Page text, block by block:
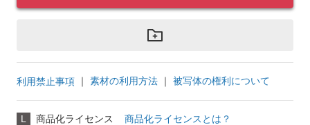
利用禁止事項 ｜ 素材の利用方法 ｜ 被写体の権利について
L 商品化ライセンス 商品化ライセンスとは？